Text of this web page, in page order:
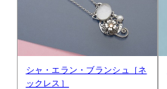
シャ・エラン・ブランシュ［ネ
ックレス］